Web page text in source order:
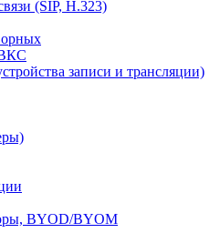
(SIP, H.323)
записи и трансляции)
BYOD/BYOM